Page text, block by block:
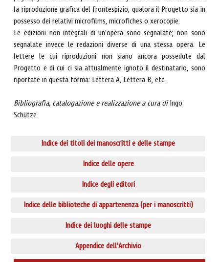
la riproduzione grafica del frontespizio, qualora il Progetto sia in
possesso dei relativi microfilms, microfiches o xerocopie.
Le edizioni non integrali di un'opera sono segnalate; non sono
segnalate invece le redazioni diverse di una stessa opera. Le
lettere le cui riproduzioni non siano ancora possedute dal
Progetto e di cui ci sia attualmente ignoto il destinatario, sono
riportate in questa forma: Lettera A, Lettera B, etc.
Bibliografia, catalogazione e realizzazione a cura diIngo
Schütze.
Indice dei titoli dei manoscritti e delle stampe
Indice delle opere
Indice degli editori
Indice delle biblioteche di appartenenza (per i manoscritti)
Indice dei luoghi delle stampe
Appendice dell'Archivio